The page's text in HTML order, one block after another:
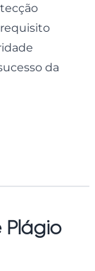
da
Plágio